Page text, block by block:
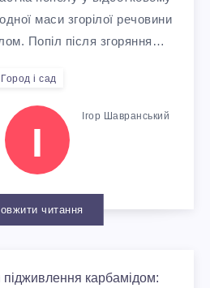
маси згорілої речовини
Попіл після згоряння…
Город і сад
І
Ігор Шавранський
читання
карбамідом: